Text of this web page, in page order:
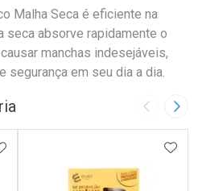
Malha Seca é eficiente na
seca absorve rapidamente o
manchas indesejáveis,
segurança em seu dia a dia.
Imagem
AOS FAVORITOS